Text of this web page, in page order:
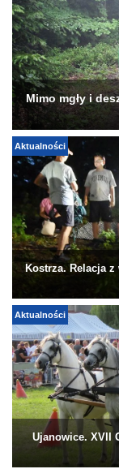
Mimo mgły i
Aktualności
Kostrza. Relacja
Aktualności
Ujanowice. XVII